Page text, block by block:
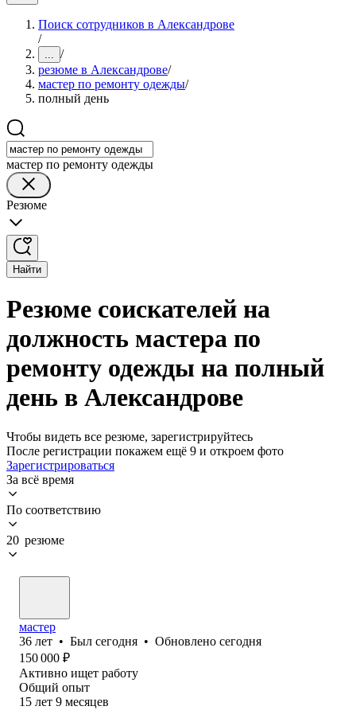
Поиск сотрудников в Александрове
/
... /
резюме в Александрове/
мастер по ремонту одежды/
полный день
мастер по ремонту одежды
Резюме
Найти
Резюме соискателей на
должность мастера по
ремонту одежды на полный
день в Александрове
Чтобы видеть все резюме, зарегистрируйтесь
После регистрации покажем ещё 9 и откроем фото
Зарегистрироваться
За всё время
По соответствию
20 резюме
мастер
36 лет • Был сегодня • Обновлено сегодня
150 000 ₽
Активно ищет работу
Общий опыт
15 лет 9 месяцев